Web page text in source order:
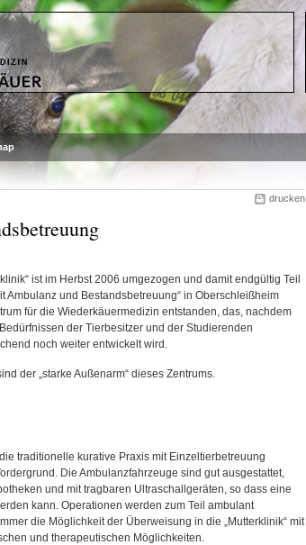
drucken
ist im Herbst 2006 umgezogen und damit endgültig Teil
Ambulanz und Bestandsbetreuung“ in Oberschleißheim
für die Wiederkäuermedizin entstanden, das, nachdem
der Tierbesitzer und der Studierenden
noch weiter entwickelt wird.
der „starke Außenarm“ dieses Zentrums.
traditionelle kurative Praxis mit Einzeltierbetreuung
Die Ambulanzfahrzeuge sind gut ausgestattet,
und mit tragbaren Ultraschallgeräten, so dass eine
kann. Operationen werden zum Teil ambulant
die Möglichkeit der Überweisung in die „Mutterklinik“ mit
und therapeutischen Möglichkeiten.